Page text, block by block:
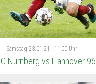
Samstag 23.01.21 | 11:00 Uhr
Nürnberg vs Hannover 96